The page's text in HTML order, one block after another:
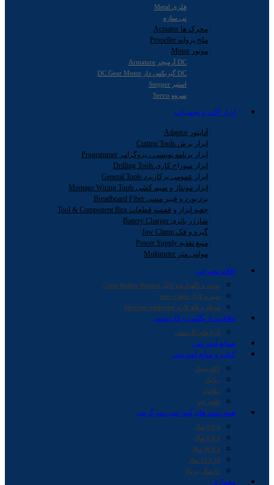
فلزی Metal
نی سازه
محرک ها Actuator
ملخ پروانه Propeller
موتور Motor
DC آرمیچر Armature
DC گیربکس دار DC Gear Motor
استپر Stepper
سروو Servo
ابزار آلات و تجهیزات
آداپتور Adaptor
ابزار برش Cutting Tools
ابزار برنامه نویسی ، پروگرامر Programmer
ابزار سوراخ کاری Drilling Tools
ابزار عمومی پرکاربرد General Tools
ابزار مونتاژ و سیم کشی Montage Wiring Tools
برد بورد و فیبر مسی Breadboard Fiber
جعبه ابزار و قفسه قطعات Tool & Component Box
شارژر باتری Battery Charger
گیره و فک Jaw Clamp
منبع تغذیه Power Supply
مولتی متر Multimeter
اقلام مصرفی
بست و نگهدارنده کابل Cable Holder Bracket
سیم و کابل Wire Cable
مونتاژ و قلع کاری Montage Soldering
خلاقیت اریگامی و کاردستی
ابزارهای کاردستی
صنایع آموزشی
کتاب و منابع آموزشی
الکترونیک
رباتیک
مکانیک
علوم پایه
همه بسته های آموزشی-سرگرمی
4 تا 6 سال
6 تا 8 سال
8 تا 10 سال
10 تا 12 سال
12 سال به بالا
معماری